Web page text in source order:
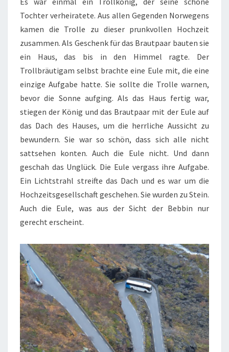
Tochter verheiratete. Aus allen Gegenden Norwegens
kamen die Trolle zu dieser prunkvollen Hochzeit
zusammen. Als Geschenk für das Brautpaar bauten sie
ein Haus, das bis in den Himmel ragte. Der
Trollbräutigam selbst brachte eine Eule mit, die eine
einzige Aufgabe hatte. Sie sollte die Trolle warnen,
bevor die Sonne aufging. Als das Haus fertig war,
stiegen der König und das Brautpaar mit der Eule auf
das Dach des Hauses, um die herrliche Aussicht zu
bewundern. Sie war so schön, dass sich alle nicht
sattsehen konten. Auch die Eule nicht. Und dann
geschah das Unglück. Die Eule vergass ihre Aufgabe.
Ein Lichtstrahl streifte das Dach und es war um die
Hochzeitsgesellschaft geschehen. Sie wurden zu Stein.
Auch die Eule, was aus der Sicht der Bebbin nur
gerecht erscheint.